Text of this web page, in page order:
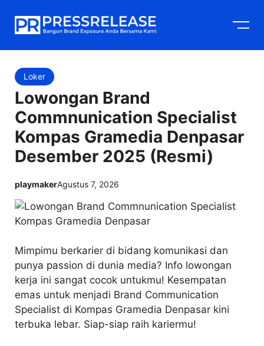
Loker
Lowongan Brand
Commnunication Specialist
Kompas Gramedia Denpasar
Desember 2025 (Resmi)
playmakerAgustus 7, 2026
Mimpimu berkarier di bidang komunikasi dan
punya passion di dunia media? Info lowongan
kerja ini sangat cocok untukmu! Kesempatan
emas untuk menjadi Brand Communication
Specialist di Kompas Gramedia Denpasar kini
terbuka lebar. Siap-siap raih kariermu!